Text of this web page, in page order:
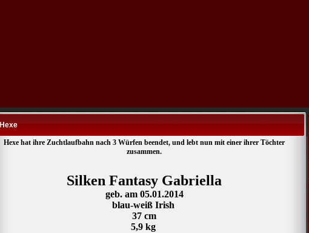
Hexe
Hexe hat ihre Zuchtlaufbahn nach 3 Würfen beendet, und lebt nun mit einer ihrer Töchter
zusammen.
Silken Fantasy Gabriella
geb. am 05.01.2014
blau-weiß Irish
37 cm
5,9 kg